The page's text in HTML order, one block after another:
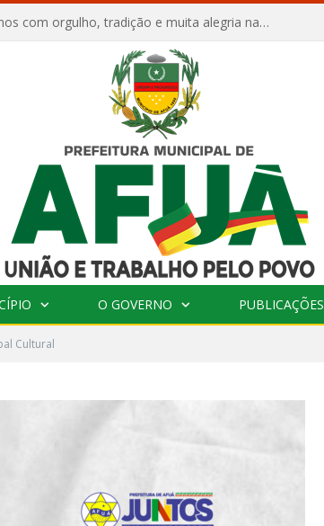
Afuá comemora 136 anos com orgulho, tradição e muita alegria na Quadra Dr. Nelson Salomão
O GOVERNO PUBLICAÇÕES
Cultural